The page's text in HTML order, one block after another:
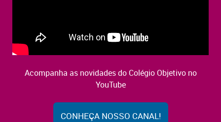
Acompanha as novidades do Colégio Objetivo no
YouTube
CONHEÇA NOSSO CANAL!